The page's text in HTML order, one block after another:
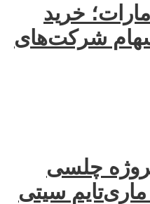
خرید
شرکت‌های
چلسی
سیتی